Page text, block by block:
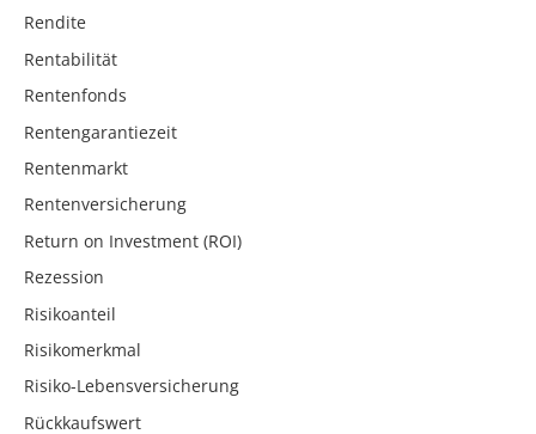
Rendite
Rentabilität
Rentenfonds
Rentengarantiezeit
Rentenmarkt
Rentenversicherung
Return on Investment (ROI)
Rezession
Risikoanteil
Risikomerkmal
Risiko-Lebensversicherung
Rückkaufswert